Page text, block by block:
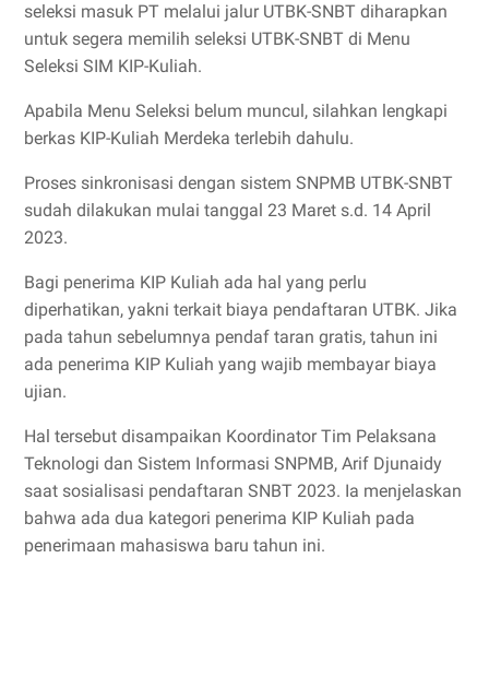
seleksi masuk PT melalui jalur UTBK-SNBT diharapkan
untuk segera memilih seleksi UTBK-SNBT di Menu
Seleksi SIM KIP-Kuliah.
Apabila Menu Seleksi belum muncul, silahkan lengkapi
berkas KIP-Kuliah Merdeka terlebih dahulu.
Proses sinkronisasi dengan sistem SNPMB UTBK-SNBT
sudah dilakukan mulai tanggal 23 Maret s.d. 14 April
2023.
Bagi penerima KIP Kuliah ada hal yang perlu
diperhatikan, yakni terkait biaya pendaftaran UTBK. Jika
pada tahun sebelumnya pendaf taran gratis, tahun ini
ada penerima KIP Kuliah yang wajib membayar biaya
ujian.
Hal tersebut disampaikan Koordinator Tim Pelaksana
Teknologi dan Sistem Informasi SNPMB, Arif Djunaidy
saat sosialisasi pendaftaran SNBT 2023. Ia menjelaskan
bahwa ada dua kategori penerima KIP Kuliah pada
penerimaan mahasiswa baru tahun ini.